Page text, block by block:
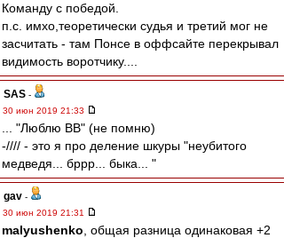
Команду с победой.
п.с. имхо,теоретически судья и третий мог не
засчитать - там Понсе в оффсайте перекрывал
видимость воротчику....
SAS -
30 июн 2019 21:33
... "Люблю ВВ" (не помню)
-//// - это я про деление шкуры "неубитого
медведя... бррр... быка... "
gav -
30 июн 2019 21:31
malyushenko , общая разница одинаковая +2